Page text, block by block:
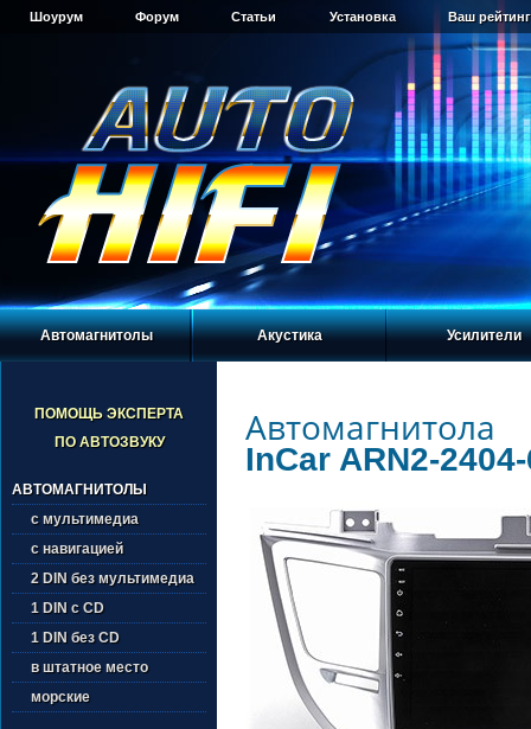
Шоурум Форум Статьи Установка Ваш
Автомагнитолы Акустика Усилители
ПОМОЩЬ ЭКСПЕРТА
ПО АВТОЗВУКУ
АВТОМАГНИТОЛЫ
с мультимедиа
с навигацией
2 DIN без мультимедиа
1 DIN с CD
1 DIN без CD
в штатное место
морские
Автомагнитола
InCar ARN2-